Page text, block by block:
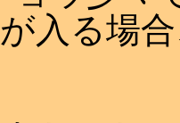
が入る場